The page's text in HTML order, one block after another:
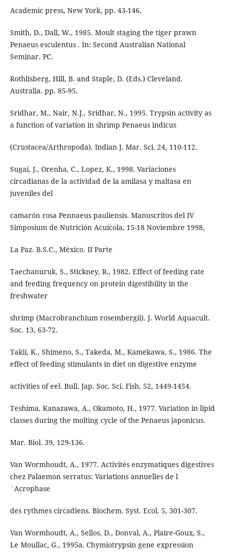
Academic press, New York, pp. 43-146.
Smith, D., Dall, W., 1985. Moult staging the tiger prawn
Penaeus esculentus . In: Second Australian National
Seminar. PC.
Rothlisberg, Hill, B. and Staple, D. (Eds.) Cleveland.
Australia. pp. 85-95.
Sridhar, M., Nair, N.J., Sridhar, N., 1995. Trypsin activity as
a function of variation in shrimp Penaeus indicus
(Crustacea/Arthropoda). Indian J. Mar. Sci. 24, 110-112.
Sugai, J., Orenha, C., Lopez, K., 1998. Variaciones
circadianas de la actividad de la amilasa y maltasa en
juveniles del
camarón rosa Pennaeus pauliensis. Manuscritos del IV
Simposium de Nutrición Acuícola, 15-18 Noviembre 1998,
La Paz. B.S.C., México. II Parte
Taechanuruk, S., Stickney, R., 1982. Effect of feeding rate
and feeding frequency on protein digestibility in the
freshwater
shrimp (Macrobranchium rosembergii). J. World Aquacult.
Soc. 13, 63-72.
Takii, K., Shimeno, S., Takeda, M., Kamekawa, S., 1986. The
effect of feeding stimulants in diet on digestive enzyme
activities of eel. Bull. Jap. Soc. Sci. Fish. 52, 1449-1454.
Teshima, Kanazawa, A., Okamoto, H., 1977. Variation in lipid
classes during the molting cycle of the Penaeus japonicus.
Mar. Biol. 39, 129-136.
Van Wormhoudt, A., 1977. Activités enzymatiques digestives
chez Palaemon serratus: Variations annuelles de l
´Acrophase
des rythmes circadiens. Biochem. Syst. Ecol. 5, 301-307.
Van Wormhoudt, A., Sellos, D., Donval, A., Plaire-Goux, S.,
Le Moullac, G., 1995a. Chymiotrypsin gene expression